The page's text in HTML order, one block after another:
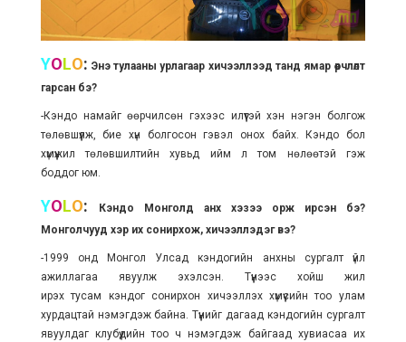
YOLO: Энэ тулааны урлагаар хичээллээд танд ямар өөрчлөлт
гарсан бэ?
-Кэндо намайг өөрчилсөн гэхээс илүүтэй хэн нэгэн болгож
төлөвшүүлж, бие хүн болгосон гэвэл онох байх. Кэндо бол
хүмүүжил төлөвшилтийн хувьд ийм л том нөлөөтэй гэж
боддог юм.
YOLO:
Кэндо Монголд анх хэзээ орж ирсэн бэ?
Монголчууд хэр их сонирхож, хичээллэдэг вэ?
-1999 онд Монгол Улсад кэндогийн анхны сургалт үйл
ажиллагаа явуулж эхэлсэн. Түүнээс хойш жил
ирэх тусам кэндог сонирхон хичээллэх хүмүүсийн тоо улам
хурдацтай нэмэгдэж байна. Түүнийг дагаад кэндогийн сургалт
явуулдаг клубүүдийн тоо ч нэмэгдэж байгаад хувиасаа их